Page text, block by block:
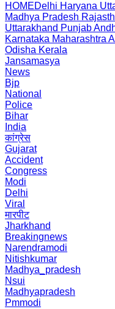
HOMEDelhi Haryana
Madhya Pradesh
Uttarakhand Punjab
Karnataka Maharashtra
Odisha Kerala
Jansamasya
News
Bjp
National
Police
Bihar
India
कांग्रेस
Gujarat
Accident
Congress
Modi
Delhi
Viral
मारपीट
Jharkhand
Breakingnews
Narendramodi
Nitishkumar
Madhya_pradesh
Nsui
Madhyapradesh
Pmmodi